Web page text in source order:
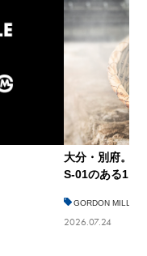
大分・別府。仕
S-01のある1…
GORDON MILLER
2026.07.24